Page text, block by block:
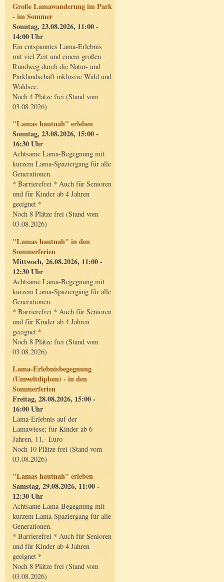
Große Lamawanderung im Park
- im Sommer
Sonntag, 23.08.2026, 11:00 -
14:00 Uhr
Ein entspanntes Lama-Erlebnis
mit viel Zeit und einem großen
Rundweg durch die Natur- und
Parklandschaft inklusive Wald und
Waldsee.
Noch 4 Plätze frei (Stand vom
03.08.2026)
"Lamas hautnah" erleben
Sonntag, 23.08.2026, 15:00 -
16:30 Uhr
Achtsame Lama-Begegnung mit
kurzem Lama-Spaziergang für alle
Generationen.
* Barrierefrei * Auch für Senioren
und für Kinder ab 4 Jahren
geeignet *
Noch 8 Plätze frei (Stand vom
03.08.2026)
"Lamas hautnah" in den
Sommerferien
Mittwoch, 26.08.2026, 11:00 -
12:30 Uhr
Achtsame Lama-Begegnung mit
kurzem Lama-Spaziergang für alle
Generationen.
* Barrierefrei * Auch für Senioren
und für Kinder ab 4 Jahren
geeignet *
Noch 8 Plätze frei (Stand vom
03.08.2026)
Lama-Erlebnisbegegnung
(Umweltdiplom) - in den
Sommerferien
Freitag, 28.08.2026, 15:00 -
16:00 Uhr
Lama-Erlebnis auf der
Lamawiese; für Kinder ab 6
Jahren, 11,- Euro
Noch 10 Plätze frei (Stand vom
03.08.2026)
"Lamas hautnah" erleben
Samstag, 29.08.2026, 11:00 -
12:30 Uhr
Achtsame Lama-Begegnung mit
kurzem Lama-Spaziergang für alle
Generationen.
* Barrierefrei * Auch für Senioren
und für Kinder ab 4 Jahren
geeignet *
Noch 8 Plätze frei (Stand vom
03.08.2026)